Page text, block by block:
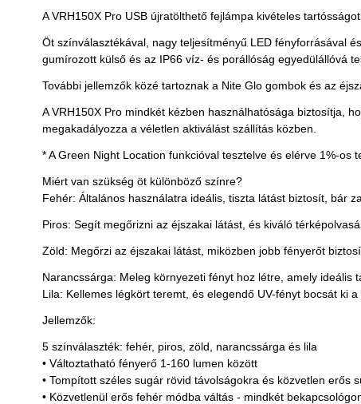
A VRH150X Pro USB újratölthető fejlámpa kivételes
Öt színválasztékával, nagy teljesítményű LED fényforrásával
gumírozott külső és az IP66 víz- és porállóság egyedülállóvá
További jellemzők közé tartoznak a Nite Glo gombok és az
A VRH150X Pro mindkét kézben használhatósága biztosítja,
megakadályozza a véletlen aktiválást szállítás közben.
* A Green Night Location funkcióval tesztelve és elérve 1%-os
Miért van szükség öt különböző színre?
Fehér: Általános használatra ideális, tiszta látást biztosít, bár
Piros: Segít megőrizni az éjszakai látást, és kiváló
Zöld: Megőrzi az éjszakai látást, miközben jobb fényerőt
Narancssárga: Meleg környezeti fényt hoz létre, amely ideális
Lila: Kellemes légkört teremt, és elegendő UV-fényt bocsát ki
Jellemzők:
5 színválaszték: fehér, piros, zöld, narancssárga és lila
• Változtatható fényerő 1-160 lumen között
• Tompított széles sugár rövid távolságokra és közvetlen erős
• Közvetlenül erős fehér módba váltás - mindkét